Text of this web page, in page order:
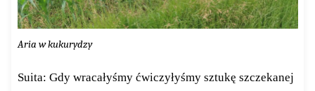
Aria w kukurydzy
Suita: Gdy wracałyśmy ćwiczyłyśmy sztukę szczekanej